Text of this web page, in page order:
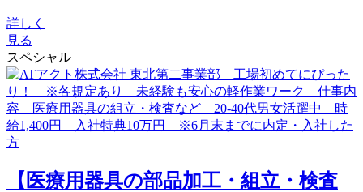
詳しく
見る
スペシャル
【医療用器具の部品加工・組立・検査